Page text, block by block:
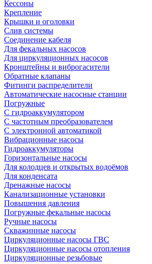
Кессоны
Крепление
Крышки и оголовки
Слив системы
Соединение кабеля
Для фекальных насосов
Для циркуляционных насосов
Кронштейны и виброгасители
Обратные клапаны
Фитинги распределители
Автоматические насосные станции
Погружные
С гидроаккумулятором
С частотным преобразователем
С электронной автоматикой
Вибрационные насосы
Гидроаккумуляторы
Горизонтальные насосы
Для колодцев и открытых водоёмов
Для конденсата
Дренажные насосы
Канализационные установки
Повышения давления
Погружные фекальные насосы
Ручные насосы
Скважинные насосы
Циркуляционные насосы ГВС
Циркуляционные насосы отопления
Циркуляционные резьбовые